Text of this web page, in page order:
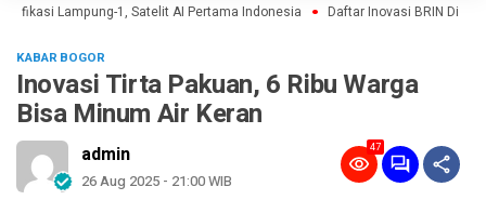
Lampung-1, Satelit AI Pertama Indonesia Daftar Inovasi BRIN
KABAR BOGOR
Inovasi Tirta Pakuan, 6 Ribu Warga
Bisa Minum Air Keran
admin
26 Aug 2025 - 21:00 WIB
47